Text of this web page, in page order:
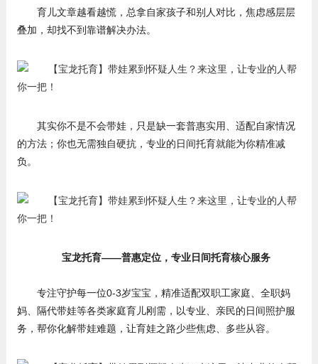
育儿文章越看越慌，总拿自家孩子和别人对比，焦虑感层层
叠加，却找不到靠谱解决办法。
其实你不是不会带娃，只是缺一套普惠实用、适配自家情况
的方法；你也无需独自硬抗，专业的日间托育就能为你精准减
负。
宝龙托育——普惠定位，专业日间托育核心服务
专注守护每一位0-3岁宝宝，精准适配双职工家庭、全职妈
妈、隔代带娃等各类家庭育儿刚需，以专业、亲民的日间照护服
务，帮你化解带娃难题，让育娃之路少些焦虑、多些从容。